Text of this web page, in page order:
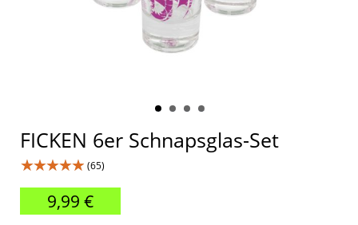
FICKEN 6er Schnapsglas-Set
★★★★★ (65)
9,99 €